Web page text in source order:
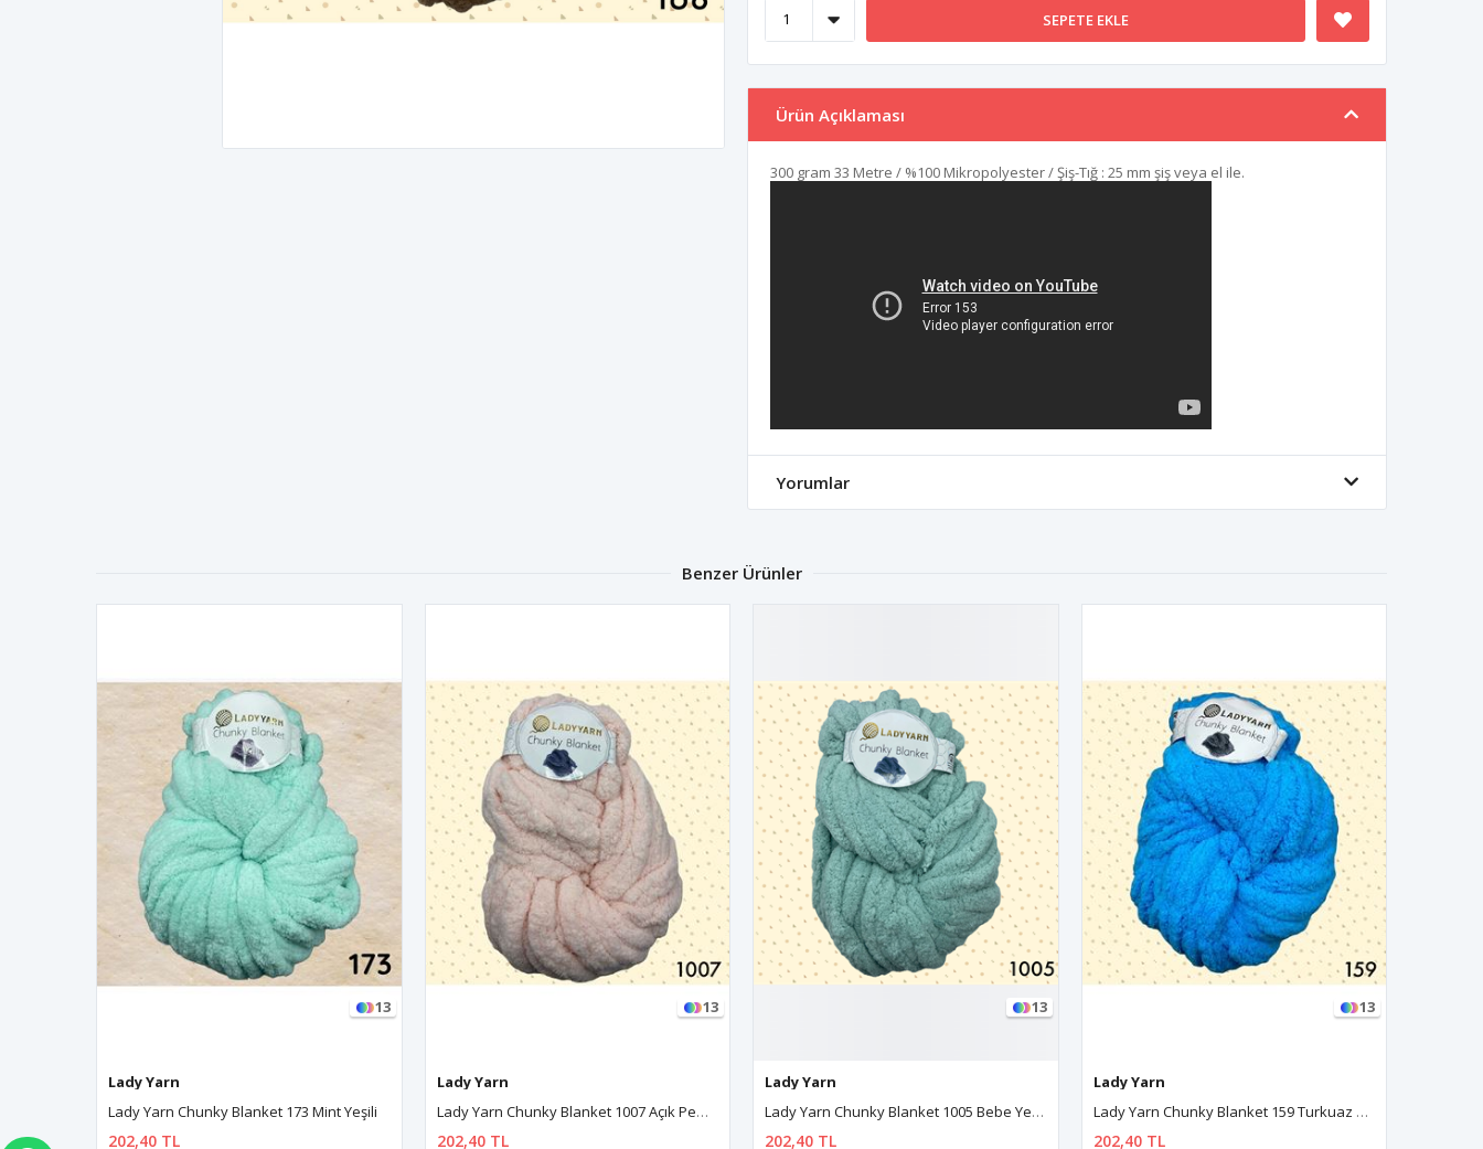
SEPETE EKLE
Ürün Açıklaması
300 gram 33 Metre / %100 Mikropolyester / Şiş-Tığ : 25 mm şiş veya el ile.
Yorumlar
Benzer Ürünler
13
Lady Yarn
Lady Yarn Chunky Blanket 1007 Açık Pembe
202,40 TL
13
Lady Yarn
Lady Yarn Chunky Blanket 1005 Bebe Yeşili
202,40 TL
13
Lady Yarn
Lady Yarn Chunky Blanket 159 Turkuaz Mavi
202,40 TL
13
Lady Yarn
Lady Yarn Chunky Blanket 1008 Pembe
202,40 TL